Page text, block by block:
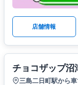
店舗情報
チョコザップ沼
三島二日町駅から